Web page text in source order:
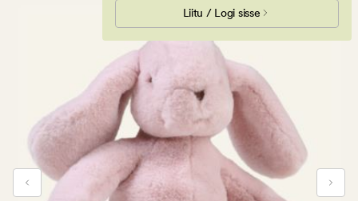
Liitu / Logi sisse